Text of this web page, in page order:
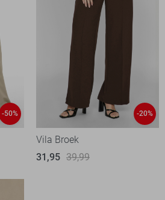
-50% -20%
Vila Broek
31,95 39,99